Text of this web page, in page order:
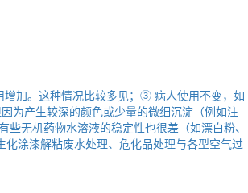
加。这种情况比较多见；③ 病人使用不变，如
为产生较深的颜色或少量的微细沉淀（例如注
无机药物水溶液的稳定性也很差（如漂白粉、
涂漆解粘废水处理、危化品处理与各型空气过